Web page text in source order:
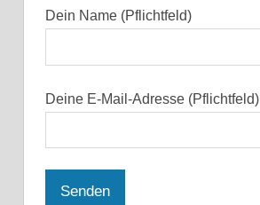
Dein Name (Pflichtfeld)
Deine E-Mail-Adresse (Pflichtfeld)